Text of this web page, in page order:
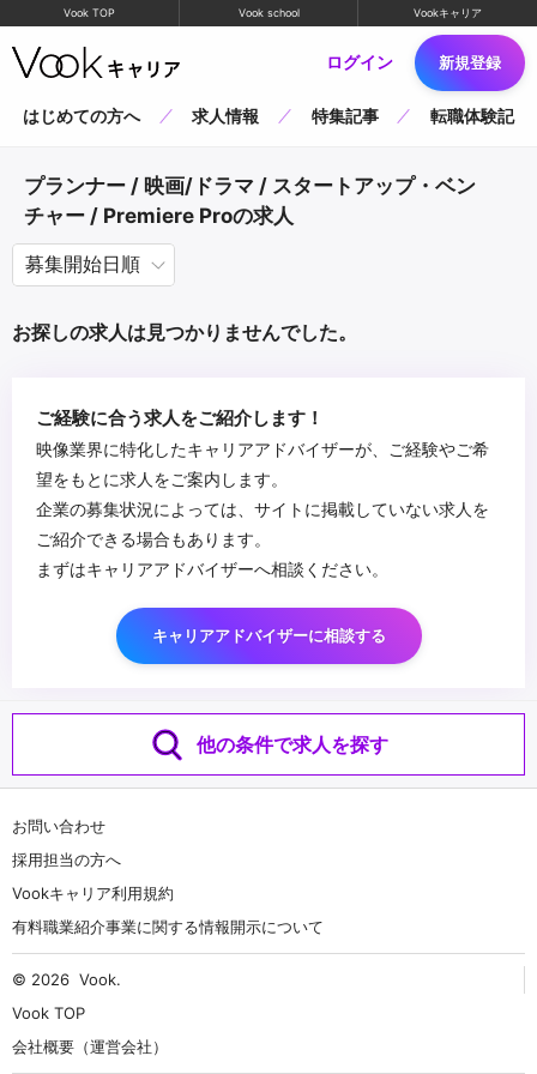
Vook TOP Vook school Vookキャリア
ログイン 新規登録
はじめての方へ 求人情報 特集記事 転職体験記
プランナー / 映画/ドラマ / スタートアップ・ベン
チャー / Premiere Proの求人
お探しの求人は見つかりませんでした。
ご経験に合う求人をご紹介します！
映像業界に特化したキャリアアドバイザーが、ご経験やご希
望をもとに求人をご案内します。
企業の募集状況によっては、サイトに掲載していない求人を
ご紹介できる場合もあります。
まずはキャリアアドバイザーへ相談ください。
キャリアアドバイザーに相談する
他の条件で求人を探す
お問い合わせ
採用担当の方へ
Vookキャリア利用規約
有料職業紹介事業に関する情報開示について
© 2026 Vook.
Vook TOP
会社概要（運営会社）